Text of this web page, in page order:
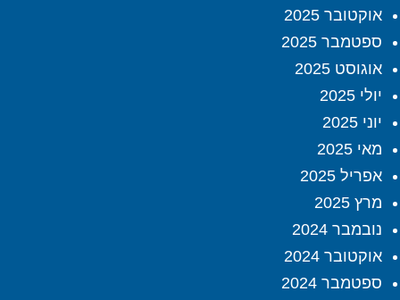
אוקטובר 2025
ספטמבר 2025
אוגוסט 2025
יולי 2025
יוני 2025
מאי 2025
אפריל 2025
מרץ 2025
נובמבר 2024
אוקטובר 2024
ספטמבר 2024